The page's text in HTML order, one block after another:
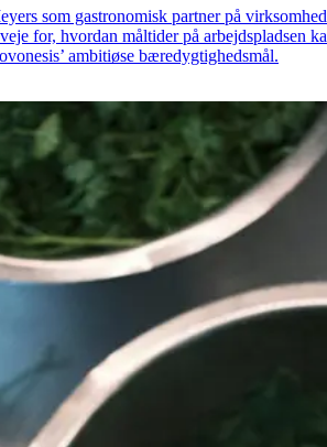
som gastronomisk partner på
for, hvordan måltider på arbejdspladsen
ambitiøse bæredygtighedsmål.